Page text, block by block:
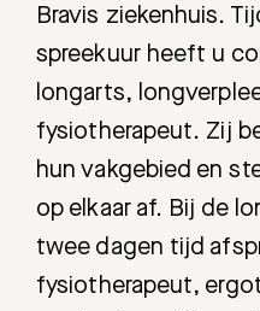
Bravis ziekenhuis.
spreekuur heeft u
longarts,
fysiotherapeut. Zij
hun vakgebied en
op elkaar af. Bij de
twee dagen tijd
fysiotherapeut,